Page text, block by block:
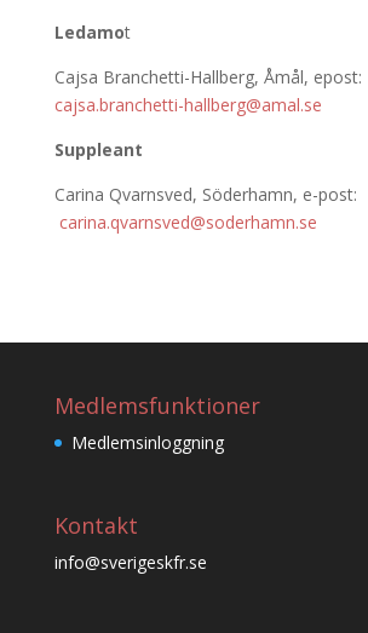
Ledamot
Cajsa Branchetti-Hallberg, Åmål, epost:
cajsa.branchetti-hallberg@amal.se
Suppleant
Carina Qvarnsved, Söderhamn, e-post:
carina.qvarnsved@soderhamn.se
Medlemsfunktioner
Medlemsinloggning
Kontakt
info@sverigeskfr.se